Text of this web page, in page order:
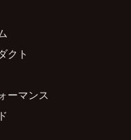
クト
ーマンス